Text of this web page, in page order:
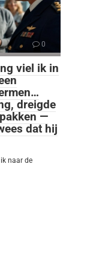
0
viel ik in
dreigde
—
dat hij
naar de